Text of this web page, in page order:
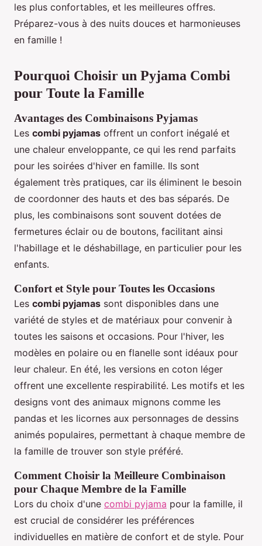
les plus confortables, et les meilleures offres.
Préparez-vous à des nuits douces et harmonieuses
en famille !
Pourquoi Choisir un Pyjama Combi
pour Toute la Famille
Avantages des Combinaisons Pyjamas
Les combi pyjamas offrent un confort inégalé et
une chaleur enveloppante, ce qui les rend parfaits
pour les soirées d'hiver en famille. Ils sont
également très pratiques, car ils éliminent le besoin
de coordonner des hauts et des bas séparés. De
plus, les combinaisons sont souvent dotées de
fermetures éclair ou de boutons, facilitant ainsi
l'habillage et le déshabillage, en particulier pour les
enfants.
Confort et Style pour Toutes les Occasions
Les combi pyjamas sont disponibles dans une
variété de styles et de matériaux pour convenir à
toutes les saisons et occasions. Pour l'hiver, les
modèles en polaire ou en flanelle sont idéaux pour
leur chaleur. En été, les versions en coton léger
offrent une excellente respirabilité. Les motifs et les
designs vont des animaux mignons comme les
pandas et les licornes aux personnages de dessins
animés populaires, permettant à chaque membre de
la famille de trouver son style préféré.
Comment Choisir la Meilleure Combinaison
pour Chaque Membre de la Famille
Lors du choix d'une combi pyjama pour la famille, il
est crucial de considérer les préférences
individuelles en matière de confort et de style. Pour